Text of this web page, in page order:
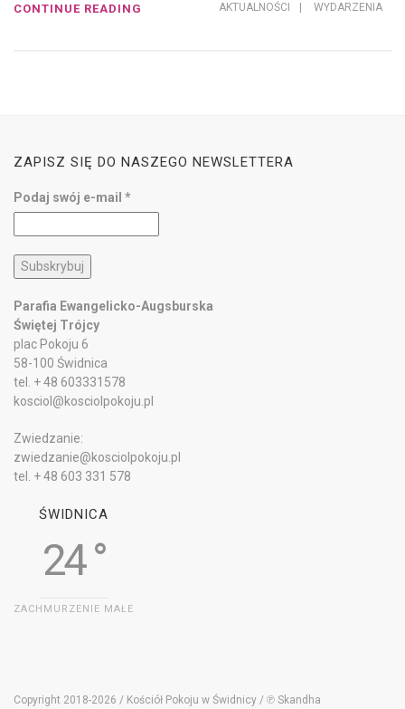
AKTUALNOŚCI WYDARZENIA
CONTINUE READING
ZAPISZ SIĘ DO NASZEGO NEWSLETTERA
Podaj swój e-mail *
Parafia Ewangelicko-Augsburska
Świętej Trójcy
plac Pokoju 6
58-100 Świdnica
tel. + 48 603331578
kosciol@kosciolpokoju.pl
Zwiedzanie:
zwiedzanie@kosciolpokoju.pl
tel. + 48 603 331 578
ŚWIDNICA
24 °
ZACHMURZENIE MAŁE
Copyright 2018-2026 / Kościół Pokoju w Świdnicy / ℗ Skandha